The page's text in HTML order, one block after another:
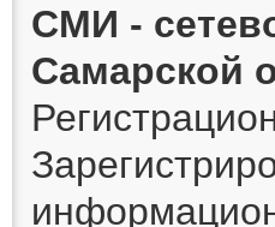
СМИ -
Самарской